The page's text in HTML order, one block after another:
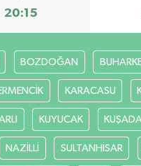
20:15
BOZDOĞAN
KARACASU
KUYUCAK
NAZİLLİ SULTANHİSAR